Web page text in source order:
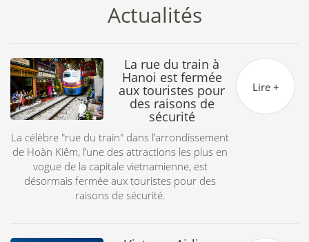
Actualités
La rue du train à
Hanoi est fermée
aux touristes pour
des raisons de
sécurité
La célèbre "rue du train" dans l’arrondissement
de Hoàn Kiêm, l’une des attractions les plus en
vogue de la capitale vietnamienne, est
désormais fermée aux touristes pour des
raisons de sécurité.
Lire +